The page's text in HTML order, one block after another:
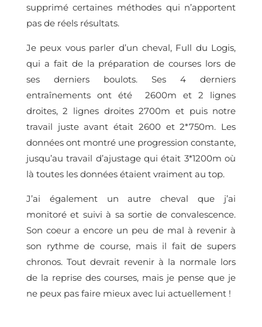
supprimé certaines méthodes qui n’apportent
pas de réels résultats.
Je peux vous parler d’un cheval, Full du Logis,
qui a fait de la préparation de courses lors de
ses derniers boulots. Ses 4 derniers
entraînements ont été 2600m et 2 lignes
droites, 2 lignes droites 2700m et puis notre
travail juste avant était 2600 et 2*750m. Les
données ont montré une progression constante,
jusqu’au travail d’ajustage qui était 3*1200m où
là toutes les données étaient vraiment au top.
J’ai également un autre cheval que j’ai
monitoré et suivi à sa sortie de convalescence.
Son coeur a encore un peu de mal à revenir à
son rythme de course, mais il fait de supers
chronos. Tout devrait revenir à la normale lors
de la reprise des courses, mais je pense que je
ne peux pas faire mieux avec lui actuellement !